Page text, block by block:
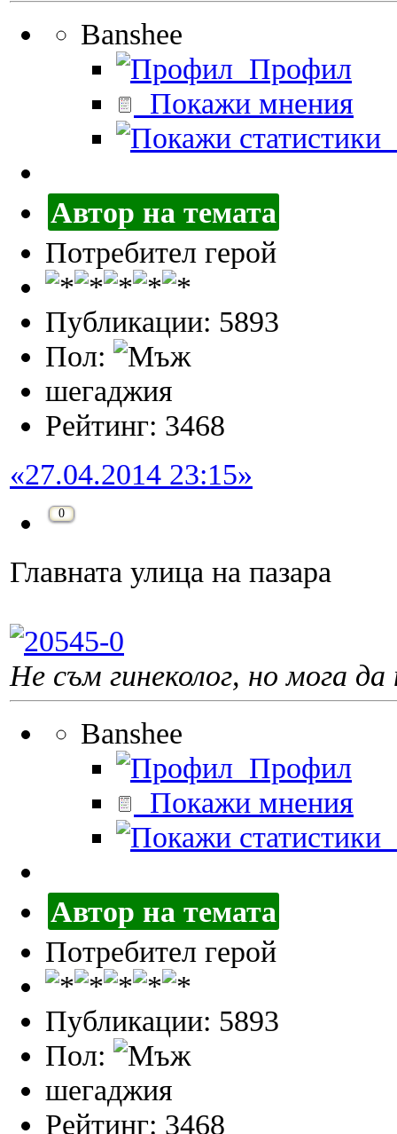
Banshee
Профил
Покажи мнения
Автор на темата
Потребител герой
Публикации: 5893
Пол:
шегаджия
Рейтинг: 3468
«27.04.2014 23:15»
0
Главната улица на пазара
Не съм гинеколог, но мога да
Banshee
Профил
Покажи мнения
Автор на темата
Потребител герой
Публикации: 5893
Пол:
шегаджия
Рейтинг: 3468